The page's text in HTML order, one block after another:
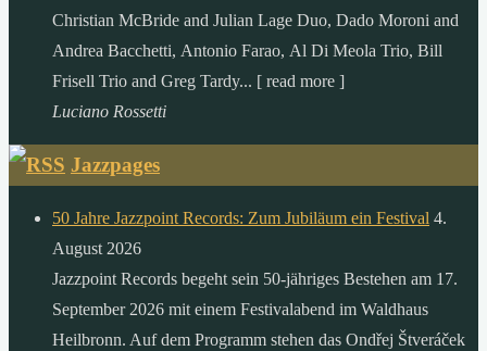
Christian McBride and Julian Lage Duo, Dado Moroni and
Andrea Bacchetti, Antonio Farao, Al Di Meola Trio, Bill
Frisell Trio and Greg Tardy... [ read more ]
Luciano Rossetti
Jazzpages
50 Jahre Jazzpoint Records: Zum Jubiläum ein Festival 4.
August 2026
Jazzpoint Records begeht sein 50-jähriges Bestehen am 17.
September 2026 mit einem Festivalabend im Waldhaus
Heilbronn. Auf dem Programm stehen das Ondřej Štveráček